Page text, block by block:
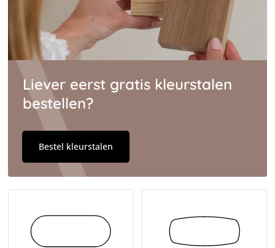
Liever eerst gratis kleurstalen
bestellen?
Bestel kleurstalen